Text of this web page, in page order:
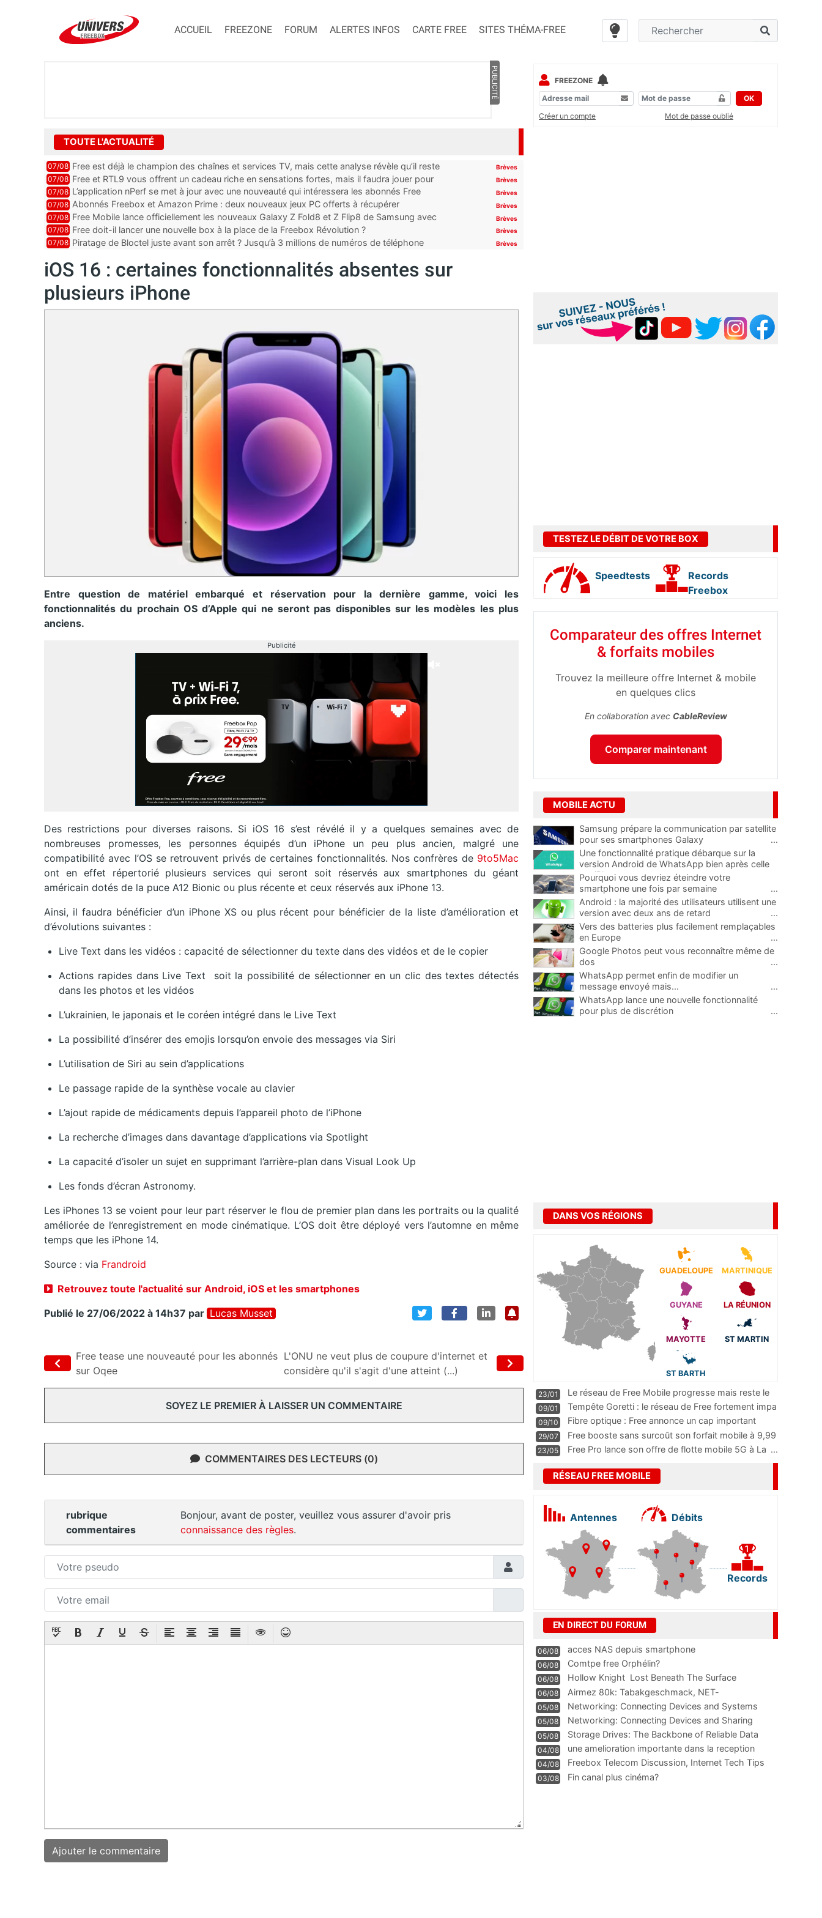
ACCUEIL FREEZONE FORUM ALERTES INFOS CARTE FREE SITES THÉMA-FREE
PUBLICITÉ
TOUTE L'ACTUALITÉ
07/08 Free est déjà le champion des chaînes et services TV, mais cette analyse révèle qu’il reste
encore au moin...
Brèves
07/08 Free et RTL9 vous offrent un cadeau riche en sensations fortes, mais il faudra jouer pour
l’obtenir
Brèves
07/08 L’application nPerf se met à jour avec une nouveauté qui intéressera les abonnés Free
Mobile, Orange, SFR ...
Brèves
07/08 Abonnés Freebox et Amazon Prime : deux nouveaux jeux PC offerts à récupérer Brèves
07/08 Free Mobile lance officiellement les nouveaux Galaxy Z Fold8 et Z Flip8 de Samsung avec
des promos et des cadeaux
Brèves
07/08 Free doit-il lancer une nouvelle box à la place de la Freebox Révolution ? Brèves
07/08 Piratage de Bloctel juste avant son arrêt ? Jusqu’à 3 millions de numéros de téléphone
Brèves
iOS 16 : certaines fonctionnalités absentes sur
plusieurs iPhone
Entre question de matériel embarqué et réservation pour la dernière gamme, voici les
fonctionnalités du prochain OS d’Apple qui ne seront pas disponibles sur les modèles les plus
anciens.
Publicité
Des restrictions pour diverses raisons. Si iOS 16 s’est révélé il y a quelques semaines avec de
nombreuses promesses, les personnes équipés d’un iPhone un peu plus ancien, malgré une
compatibilité avec l’OS se retrouvent privés de certaines fonctionnalités. Nos confrères de 9to5Mac
ont en effet répertorié plusieurs services qui seront soit réservés aux smartphones du géant
américain dotés de la puce A12 Bionic ou plus récente et ceux réservés aux iPhone 13.
Ainsi, il faudra bénéficier d’un iPhone XS ou plus récent pour bénéficier de la liste d’amélioration et
d’évolutions suivantes :
Live Text dans les vidéos : capacité de sélectionner du texte dans des vidéos et de le copier
Actions rapides dans Live Text soit la possibilité de sélectionner en un clic des textes détectés
dans les photos et les vidéos
L’ukrainien, le japonais et le coréen intégré dans le Live Text
La possibilité d’insérer des emojis lorsqu’on envoie des messages via Siri
L’utilisation de Siri au sein d’applications
Le passage rapide de la synthèse vocale au clavier
L’ajout rapide de médicaments depuis l’appareil photo de l’iPhone
La recherche d’images dans davantage d’applications via Spotlight
La capacité d’isoler un sujet en supprimant l’arrière-plan dans Visual Look Up
Les fonds d’écran Astronomy.
Les iPhones 13 se voient pour leur part réserver le flou de premier plan dans les portraits ou la qualité
améliorée de l’enregistrement en mode cinématique. L’OS doit être déployé vers l’automne en même
temps que les iPhone 14.
Source : via Frandroid
Retrouvez toute l'actualité sur Android, iOS et les smartphones
Publié le 27/06/2022 à 14h37 par Lucas Musset
Free tease une nouveauté pour les abonnés
sur Oqee
L'ONU ne veut plus de coupure d'internet et
considère qu'il s'agit d'une atteint (...)
SOYEZ LE PREMIER À LAISSER UN COMMENTAIRE
COMMENTAIRES DES LECTEURS (0)
rubrique
commentaires
Bonjour, avant de poster, veuillez vous assurer d'avoir pris
connaissance des règles.
FREEZONE
OK
Créer un compte
Mot de passe oublié
TESTEZ LE DÉBIT DE VOTRE BOX
Speedtests
Records
Freebox
Comparateur des offres Internet
& forfaits mobiles
Trouvez la meilleure offre Internet & mobile
en quelques clics
En collaboration avec CableReview
Comparer maintenant
MOBILE ACTU
Samsung prépare la communication par satellite
pour ses smartphones Galaxy
...
Une fonctionnalité pratique débarque sur la
version Android de WhatsApp bien après celle
sur iPhone
Pourquoi vous devriez éteindre votre
smartphone une fois par semaine
...
Android : la majorité des utilisateurs utilisent une
version avec deux ans de retard
...
Vers des batteries plus facilement remplaçables
en Europe
...
Google Photos peut vous reconnaître même de
dos
...
WhatsApp permet enfin de modifier un
message envoyé mais...
...
WhatsApp lance une nouvelle fonctionnalité
pour plus de discrétion
...
DANS VOS RÉGIONS
GUADELOUPE MARTINIQUE
GUYANE LA RÉUNION
MAYOTTE ST MARTIN
ST BARTH
23/01
Le réseau de Free Mobile progresse mais reste le
m
...
09/01
Tempête Goretti : le réseau de Free fortement impa
09/10
Fibre optique : Free annonce un cap important
pass
...
29/07
Free booste sans surcoût son forfait mobile à 9,99
23/05 Free Pro lance son offre de flotte mobile 5G à La ...
RÉSEAU FREE MOBILE
Antennes Débits
Records
EN DIRECT DU FORUM
06/08 acces NAS depuis smartphone
06/08 Comtpe free Orphélin?
06/08 Hollow Knight  Lost Beneath The Surface
06/08
Airmez 80k: Tabakgeschmack, NET-
Technologie und Leistung im
05/08 Networking: Connecting Devices and Systems
05/08
Networking: Connecting Devices and Sharing
Information
05/08
Storage Drives: The Backbone of Reliable Data
Management
04/08
une amelioration importante dans la reception
WIFI
04/08
Freebox Telecom Discussion, Internet Tech Tips
Communi
03/08 Fin canal plus cinéma?